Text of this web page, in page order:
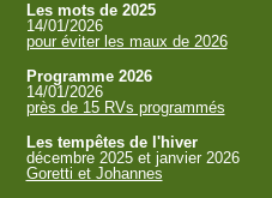
Les mots de 2025
14/01/2026
pour éviter les maux de 2026
Programme 2026
14/01/2026
près de 15 RVs programmés
Les tempêtes de l'hiver
décembre 2025 et janvier 2026
Goretti et Johannes